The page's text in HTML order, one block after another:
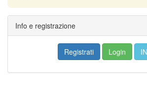
Info e registrazione
Registrati Login